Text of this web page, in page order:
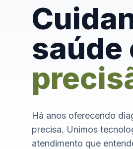
saúde
Há anos oferecendo
precisa. Unimos
atendimento que